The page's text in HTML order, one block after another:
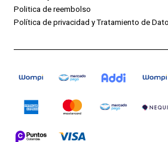
Politica de reembolso
Política de privacidad y Tratamiento de